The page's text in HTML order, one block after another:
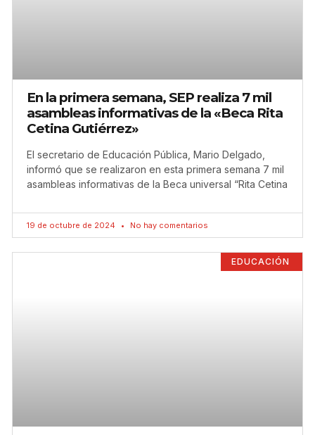
En la primera semana, SEP realiza 7 mil
asambleas informativas de la «Beca Rita
Cetina Gutiérrez»
El secretario de Educación Pública, Mario Delgado,
informó que se realizaron en esta primera semana 7 mil
asambleas informativas de la Beca universal “Rita Cetina
19 de octubre de 2024 No hay comentarios
EDUCACIÓN